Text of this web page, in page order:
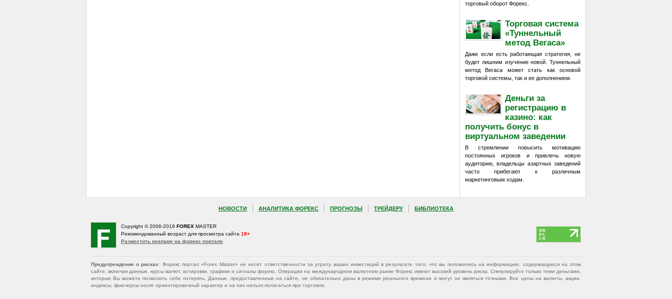
торговый оборот Форекс.
Торговая система
«Туннельный
метод Вегаса»
Даже если есть работающая стратегия, не
будет лишним изучение новой. Туннельный
метод Вегаса может стать как основой
торговой системы, так и ее дополнением.
Деньги за
регистрацию в
казино: как
получить бонус в
виртуальном заведении
В стремлении повысить мотивацию
постоянных игроков и привлечь новую
аудиторию, владельцы азартных заведений
часто прибегают к различным
маркетинговым ходам.
НОВОСТИ АНАЛИТИКА ФОРЕКС ПРОГНОЗЫ ТРЕЙДЕРУ БИБЛИОТЕКА
Copyright © 2006-2019 FOREX MASTER
Рекомендованный возраст для просмотра сайта 18+
Разместить рекламу на форекс портале
Предупреждение о рисках : Форекс портал «Forex Master» не несет ответственности за утрату ваших инвестиций в результате того, что вы положились на информацию, содержащуюся на этом
сайте, включая данные, курсы валют, котировки, графики и сигналы форекс. Операции на международном валютном рынке Форекс имеют высокий уровень риска. Спекулируйте только теми деньгами,
которые Вы можете позволить себе потерять. Данные, предоставленные на сайте, не обязательно даны в режиме реального времени и могут не являться точными. Все цены на валюты, акции,
индексы, фьючерсы носят ориентировочный характер и на них нельзя полагаться при торговле.